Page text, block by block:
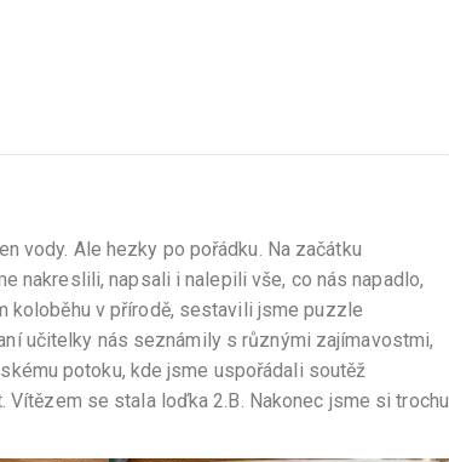
vody. Ale hezky po pořádku. Na začátku
nakreslili, napsali i nalepili vše, co nás napadlo,
koloběhu v přírodě, sestavili jsme puzzle
učitelky nás seznámily s různými zajímavostmi,
potoku, kde jsme uspořádali soutěž
se stala loďka 2.B. Nakonec jsme si trochu